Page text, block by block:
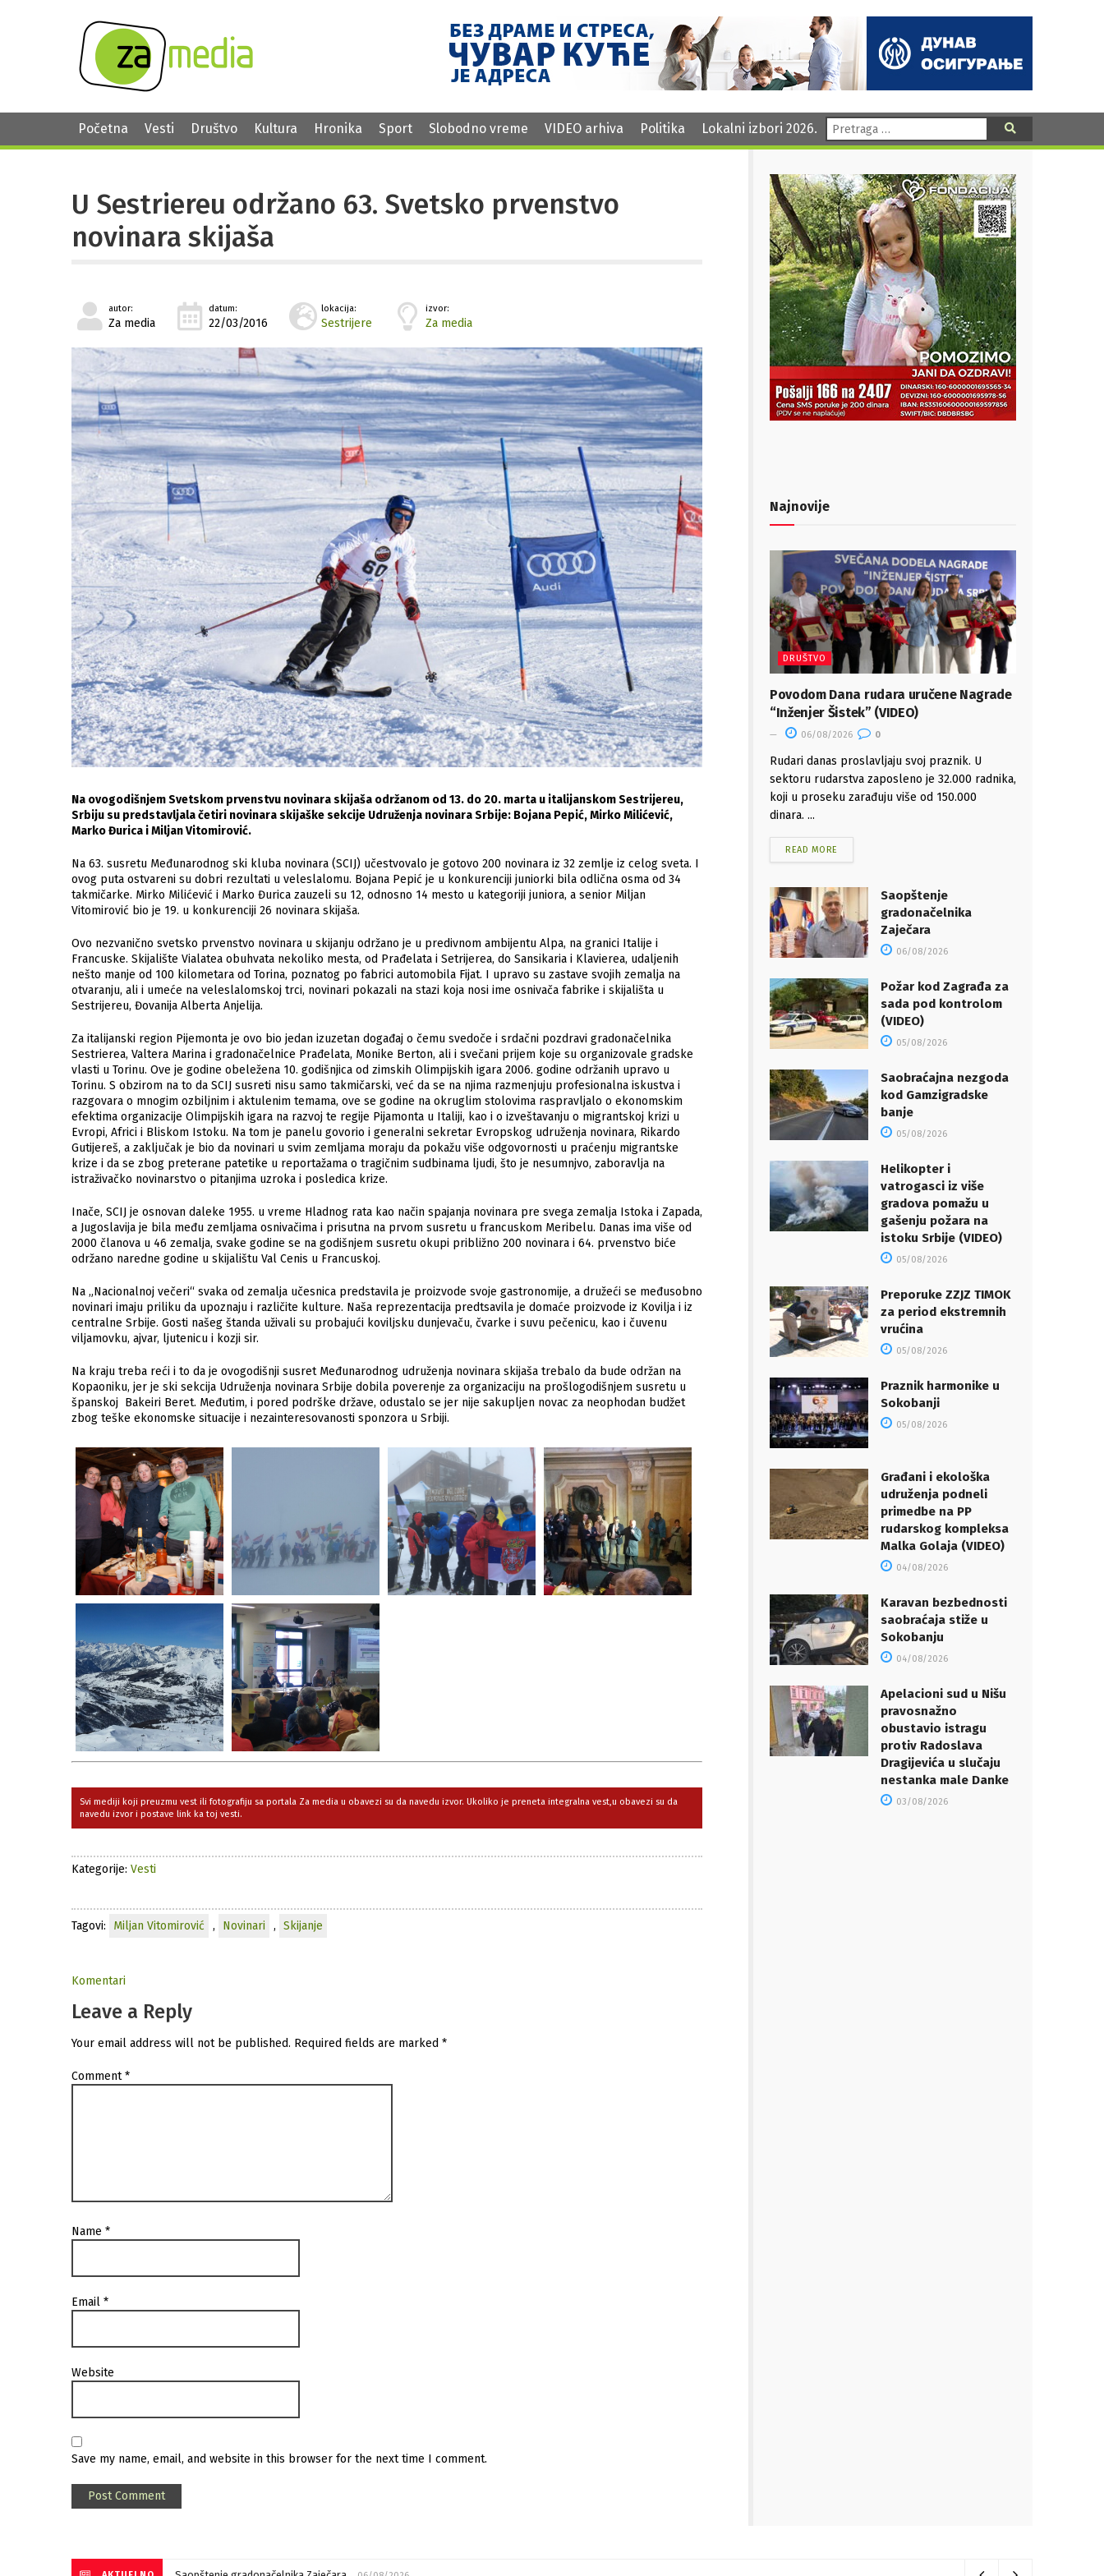
Početna Vesti Društvo Kultura Hronika Sport Slobodno vreme VIDEO arhiva Politika Lokalni izbori 2026. Pretraga:
U Sestriereu održano 63. Svetsko prvenstvo
novinara skijaša
autor:
Za media
datum:
22/03/2016
lokacija:
Sestrijere
izvor:
Za media
Na ovogodišnjem Svetskom prvenstvu novinara skijaša održanom od 13. do 20. marta u italijanskom Sestrijereu,
Srbiju su predstavljala četiri novinara skijaške sekcije Udruženja novinara Srbije: Bojana Pepić, Mirko Milićević,
Marko Đurica i Miljan Vitomirović.
Na 63. susretu Međunarodnog ski kluba novinara (SCIJ) učestvovalo je gotovo 200 novinara iz 32 zemlje iz celog sveta. I
ovog puta ostvareni su dobri rezultati u veleslalomu. Bojana Pepić je u konkurenciji juniorki bila odlična osma od 34
takmičarke. Mirko Milićević i Marko Đurica zauzeli su 12, odnosno 14 mesto u kategoriji juniora, a senior Miljan
Vitomirović bio je 19. u konkurenciji 26 novinara skijaša.
Ovo nezvanično svetsko prvenstvo novinara u skijanju održano je u predivnom ambijentu Alpa, na granici Italije i
Francuske. Skijalište Vialatea obuhvata nekoliko mesta, od Prađelata i Setrijerea, do Sansikaria i Klavierea, udaljenih
nešto manje od 100 kilometara od Torina, poznatog po fabrici automobila Fijat. I upravo su zastave svojih zemalja na
otvaranju, ali i umeće na veleslalomskoj trci, novinari pokazali na stazi koja nosi ime osnivača fabrike i skijališta u
Sestrijereu, Đovanija Alberta Anjelija.
Za italijanski region Pijemonta je ovo bio jedan izuzetan događaj o čemu svedoče i srdačni pozdravi gradonačelnika
Sestrierea, Valtera Marina i gradonačelnice Prađelata, Monike Berton, ali i svečani prijem koje su organizovale gradske
vlasti u Torinu. Ove je godine obeležena 10. godišnjica od zimskih Olimpijskih igara 2006. godine održanih upravo u
Torinu. S obzirom na to da SCIJ susreti nisu samo takmičarski, već da se na njima razmenjuju profesionalna iskustva i
razgovara o mnogim ozbiljnim i aktulenim temama, ove se godine na okruglim stolovima raspravljalo o ekonomskim
efektima organizacije Olimpijskih igara na razvoj te regije Pijamonta u Italiji, kao i o izveštavanju o migrantskoj krizi u
Evropi, Africi i Bliskom Istoku. Na tom je panelu govorio i generalni sekretar Evropskog udruženja novinara, Rikardo
Gutijereš, a zaključak je bio da novinari u svim zemljama moraju da pokažu više odgovornosti u praćenju migrantske
krize i da se zbog preterane patetike u reportažama o tragičnim sudbinama ljudi, što je nesumnjvo, zaboravlja na
istraživačko novinarstvo o pitanjima uzroka i posledica krize.
Inače, SCIJ je osnovan daleke 1955. u vreme Hladnog rata kao način spajanja novinara pre svega zemalja Istoka i Zapada,
a Jugoslavija je bila među zemljama osnivačima i prisutna na prvom susretu u francuskom Meribelu. Danas ima više od
2000 članova u 46 zemalja, svake godine se na godišnjem susretu okupi približno 200 novinara i 64. prvenstvo biće
održano naredne godine u skijalištu Val Cenis u Francuskoj.
Na „Nacionalnoj večeri“ svaka od zemalja učesnica predstavila je proizvode svoje gastronomije, a družeći se međusobno
novinari imaju priliku da upoznaju i različite kulture. Naša reprezentacija predtsavila je domaće proizvode iz Kovilja i iz
centralne Srbije. Gosti našeg štanda uživali su probajući koviljsku dunjevaču, čvarke i suvu pečenicu, kao i čuvenu
viljamovku, ajvar, ljutenicu i kozji sir.
Na kraju treba reći i to da je ovogodišnji susret Međunarodnog udruženja novinara skijaša trebalo da bude održan na
Kopaoniku, jer je ski sekcija Udruženja novinara Srbije dobila poverenje za organizaciju na prošlogodišnjem susretu u
španskoj Bakeiri Beret. Međutim, i pored podrške države, odustalo se jer nije sakupljen novac za neophodan budžet
zbog teške ekonomske situacije i nezainteresovanosti sponzora u Srbiji.
Svi mediji koji preuzmu vest ili fotografiju sa portala Za media u obavezi su da navedu izvor. Ukoliko je preneta integralna vest,u obavezi su da
navedu izvor i postave link ka toj vesti.
Kategorije: Vesti
Tagovi: Miljan Vitomirović , Novinari , Skijanje
Komentari
Leave a Reply
Your email address will not be published. Required fields are marked *
Comment*
Name *
Email *
Website
Save my name, email, and website in this browser for the next time I comment.
Najnovije
DRUŠTVO
Povodom Dana rudara uručene Nagrade
“Inženjer Šistek” (VIDEO)
06/08/2026 0
Rudari danas proslavljaju svoj praznik. U
sektoru rudarstva zaposleno je 32.000 radnika,
koji u proseku zarađuju više od 150.000
dinara. ...
READ MORE
Saopštenje
gradonačelnika
Zaječara
06/08/2026
Požar kod Zagrađa za
sada pod kontrolom
(VIDEO)
05/08/2026
Saobraćajna nezgoda
kod Gamzigradske
banje
05/08/2026
Helikopter i
vatrogasci iz više
gradova pomažu u
gašenju požara na
istoku Srbije (VIDEO)
05/08/2026
Preporuke ZZJZ TIMOK
za period ekstremnih
vrućina
05/08/2026
Praznik harmonike u
Sokobanji
05/08/2026
Građani i ekološka
udruženja podneli
primedbe na PP
rudarskog kompleksa
Malka Golaja (VIDEO)
04/08/2026
Karavan bezbednosti
saobraćaja stiže u
Sokobanju
04/08/2026
Apelacioni sud u Nišu
pravosnažno
obustavio istragu
protiv Radoslava
Dragijevića u slučaju
nestanka male Danke
03/08/2026